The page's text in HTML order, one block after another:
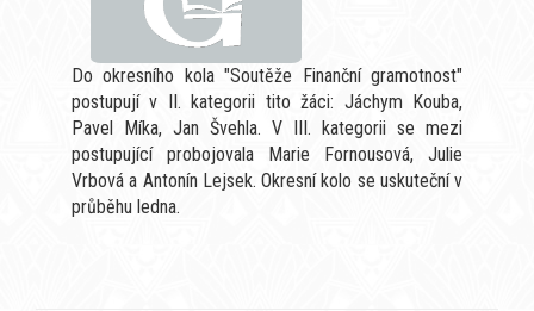
Do okresního kola "Soutěže Finanční gramotnost"
postupují v II. kategorii tito žáci: Jáchym Kouba,
Pavel Míka, Jan Švehla. V III. kategorii se mezi
postupující probojovala Marie Fornousová, Julie
Vrbová a Antonín Lejsek. Okresní kolo se uskuteční v
průběhu ledna.